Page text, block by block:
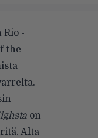
-
the
on
Alta